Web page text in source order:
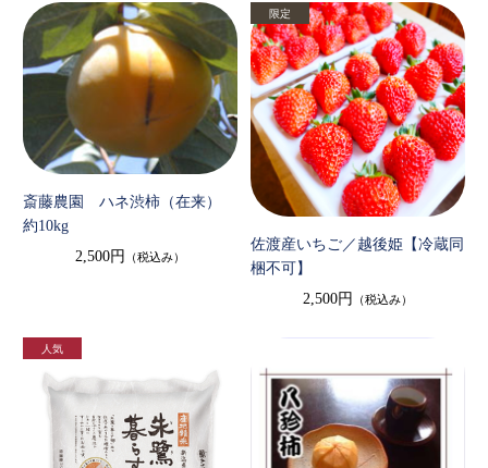
斎藤農園 ハネ渋柿（在来）
約10kg
2,500円
（税込み）
佐渡産いちご／越後姫【冷蔵同
梱不可】
2,500円
（税込み）